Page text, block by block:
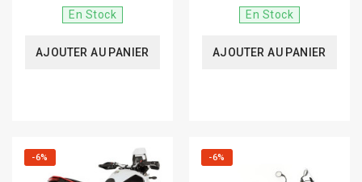
En Stock
AJOUTER AU PANIER
En Stock
AJOUTER AU PANIER
-6% -6%